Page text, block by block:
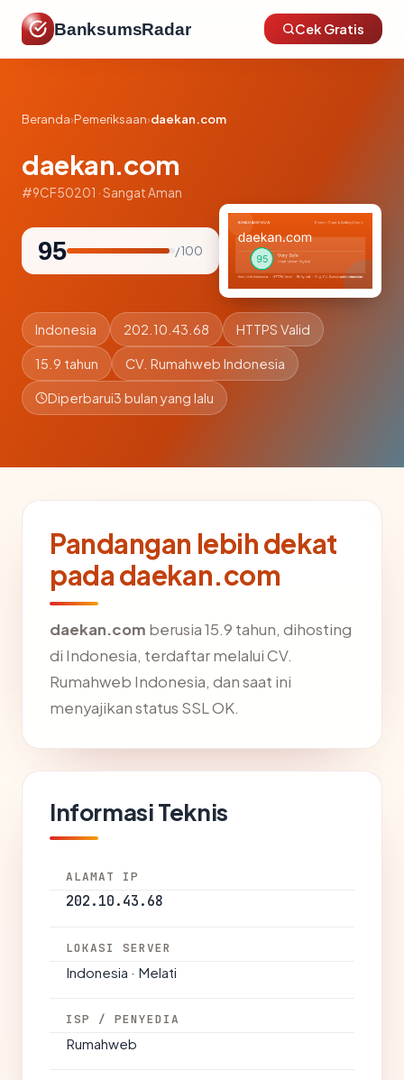
BanksumsRadar Cek Gratis
Beranda›Pemeriksaan›daekan.com
daekan.com
#9CF50201 · Sangat Aman
95 / 100
Indonesia 202.10.43.68 HTTPS Valid
15.9 tahun CV. Rumahweb Indonesia
Diperbarui3 bulan yang lalu
Pandangan lebih dekat
pada daekan.com
daekan.com berusia 15.9 tahun, dihosting
di Indonesia, terdaftar melalui CV.
Rumahweb Indonesia, dan saat ini
menyajikan status SSL OK.
Informasi Teknis
ALAMAT IP
202.10.43.68
LOKASI SERVER
Indonesia · Melati
ISP / PENYEDIA
Rumahweb